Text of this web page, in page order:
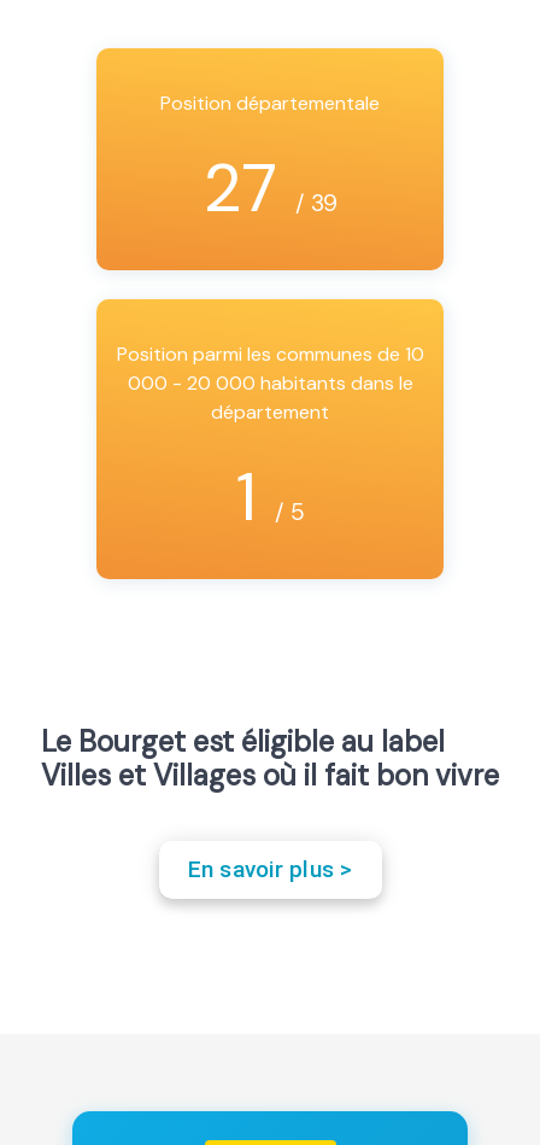
Position départementale
27 / 39
Position parmi les communes de 10
000 - 20 000 habitants dans le
département
1 / 5
Le Bourget est éligible au label
Villes et Villages où il fait bon vivre
En savoir plus >